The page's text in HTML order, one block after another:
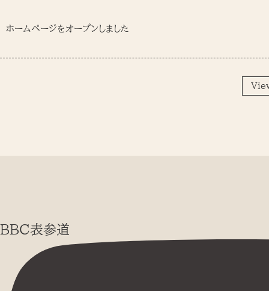
ホームページをオープンしました
BBC表参道